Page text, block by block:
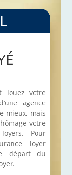
louez votre
agence
mieux, mais
votre
Pour
loyer
départ du